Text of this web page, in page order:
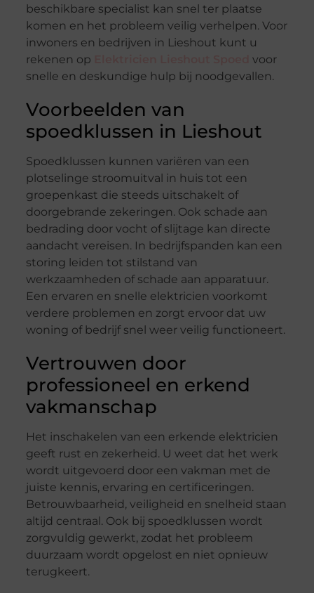
beschikbare specialist kan snel ter plaatse
komen en het probleem veilig verhelpen. Voor
inwoners en bedrijven in Lieshout kunt u
rekenen op
voor
snelle en deskundige hulp bij noodgevallen.
Voorbeelden van
spoedklussen in Lieshout
Spoedklussen kunnen variëren van een
plotselinge stroomuitval in huis tot een
groepenkast die steeds uitschakelt of
doorgebrande zekeringen. Ook schade aan
bedrading door vocht of slijtage kan directe
aandacht vereisen. In bedrijfspanden kan een
storing leiden tot stilstand van
werkzaamheden of schade aan apparatuur.
Een ervaren en snelle elektricien voorkomt
verdere problemen en zorgt ervoor dat uw
woning of bedrijf snel weer veilig functioneert.
Vertrouwen door
professioneel en erkend
vakmanschap
Het inschakelen van een erkende elektricien
geeft rust en zekerheid. U weet dat het werk
wordt uitgevoerd door een vakman met de
juiste kennis, ervaring en certificeringen.
Betrouwbaarheid, veiligheid en snelheid staan
altijd centraal. Ook bij spoedklussen wordt
zorgvuldig gewerkt, zodat het probleem
duurzaam wordt opgelost en niet opnieuw
terugkeert.